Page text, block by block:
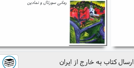
رمانی سورئال و نمادین
ارسال کتاب به خارج از ایران